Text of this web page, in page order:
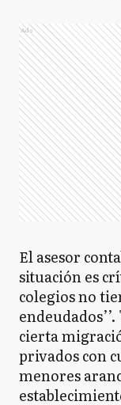
GL
GM
GP
GP
GP
GR
Ads
El asesor
situación es
colegios no
cierta
privados con
menores